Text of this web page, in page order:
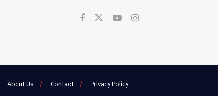
About Us Contact Privacy Policy